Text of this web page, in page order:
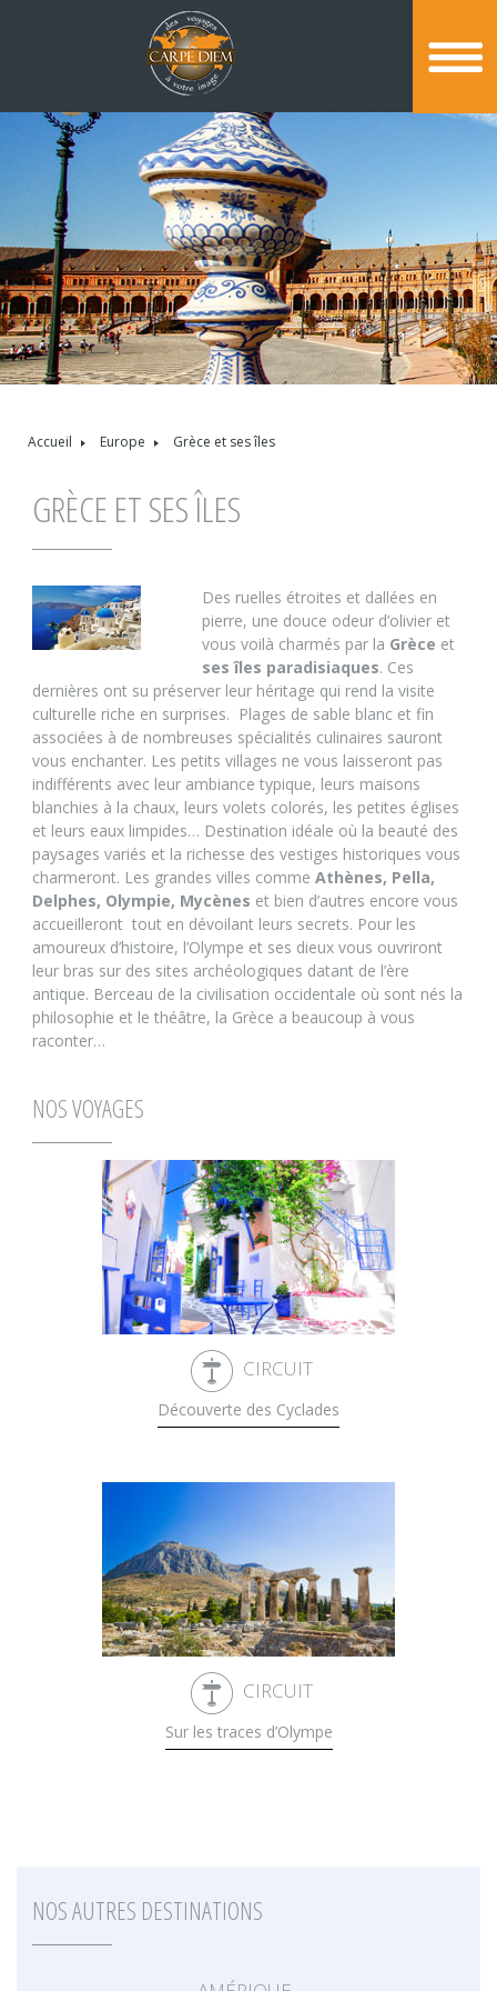
Accueil Europe Grèce et ses îles
GRÈCE ET SES ÎLES
Des ruelles étroites et dallées en
pierre, une douce odeur d’olivier et
vous voilà charmés par la Grèce et
ses îles paradisiaques. Ces
dernières ont su préserver leur héritage qui rend la visite
culturelle riche en surprises. Plages de sable blanc et fin
associées à de nombreuses spécialités culinaires sauront
vous enchanter. Les petits villages ne vous laisseront pas
indifférents avec leur ambiance typique, leurs maisons
blanchies à la chaux, leurs volets colorés, les petites églises
et leurs eaux limpides… Destination idéale où la beauté des
paysages variés et la richesse des vestiges historiques vous
charmeront. Les grandes villes comme Athènes, Pella,
Delphes, Olympie, Mycènes et bien d’autres encore vous
accueilleront tout en dévoilant leurs secrets. Pour les
amoureux d’histoire, l’Olympe et ses dieux vous ouvriront
leur bras sur des sites archéologiques datant de l’ère
antique. Berceau de la civilisation occidentale où sont nés la
philosophie et le théâtre, la Grèce a beaucoup à vous
raconter…
NOS VOYAGES
CIRCUIT
Découverte des Cyclades
CIRCUIT
Sur les traces d’Olympe
NOS AUTRES DESTINATIONS